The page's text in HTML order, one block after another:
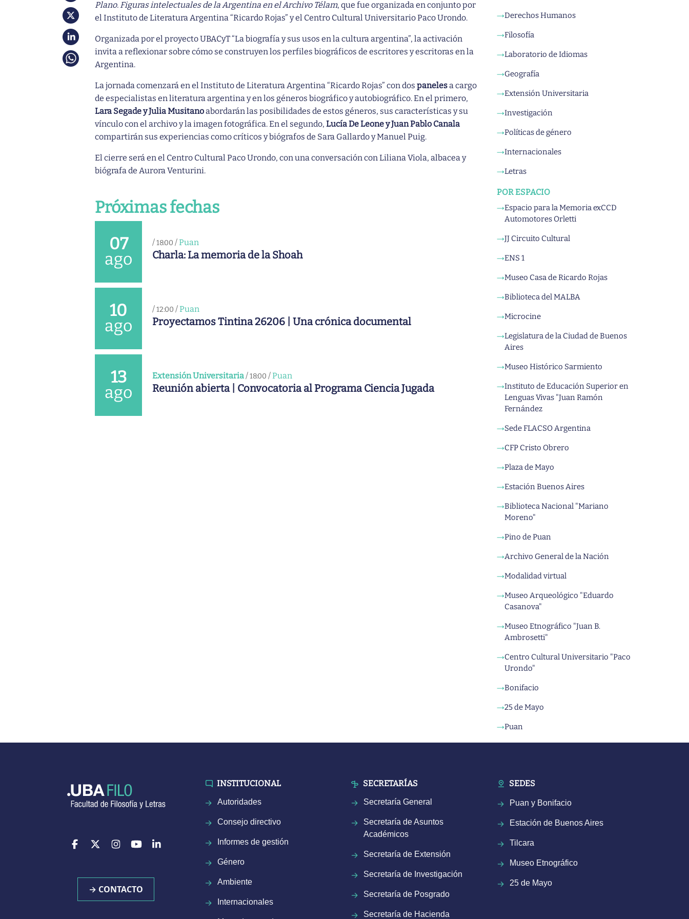
Plano. Figuras intelectuales de la Argentina en el Archivo Télam, que fue organizada en conjunto por
el Instituto de Literatura Argentina “Ricardo Rojas” y el Centro Cultural Universitario Paco Urondo.
Organizada por el proyecto UBACyT “La biografía y sus usos en la cultura argentina”, la activación
invita a reflexionar sobre cómo se construyen los perfiles biográficos de escritores y escritoras en la
Argentina.
La jornada comenzará en el Instituto de Literatura Argentina “Ricardo Rojas” con dospanelesa cargo
de especialistas en literatura argentina y en los géneros biográfico y autobiográfico. En el primero,
Lara Segade y Julia Musitanoabordarán las posibilidades de estos géneros, sus características y su
vínculo con el archivo y la imagen fotográfica. En el segundo,Lucía De Leone y Juan Pablo Canala
compartirán sus experiencias como críticos y biógrafos de Sara Gallardo y Manuel Puig.
El cierre será en el Centro Cultural Paco Urondo, con una conversación con Liliana Viola, albacea y
biógrafa de Aurora Venturini.
Próximas fechas
07
ago
/18:00 /Puan
Charla: La memoria de la Shoah
10
ago
/12:00 /Puan
Proyectamos Tintina 26206 | Una crónica documental
13
ago
Extensión Universitaria/18:00 /Puan
Reunión abierta | Convocatoria al Programa Ciencia Jugada
→Derechos Humanos
→Filosofía
→Laboratorio de Idiomas
→Geografía
→Extensión Universitaria
→Investigación
→Políticas de género
→Internacionales
→Letras
POR ESPACIO
→Espacio para la Memoria exCCD
Automotores Orletti
→JJ Circuito Cultural
→ENS 1
→Museo Casa de Ricardo Rojas
→Biblioteca del MALBA
→Microcine
→Legislatura de la Ciudad de Buenos
Aires
→Museo Histórico Sarmiento
→Instituto de Educación Superior en
Lenguas Vivas "Juan Ramón
Fernández
→Sede FLACSO Argentina
→CFP Cristo Obrero
→Plaza de Mayo
→Estación Buenos Aires
→Biblioteca Nacional "Mariano
Moreno"
→Pino de Puan
→Archivo General de la Nación
→Modalidad virtual
→Museo Arqueológico "Eduardo
Casanova"
→Museo Etnográfico "Juan B.
Ambrosetti"
→Centro Cultural Universitario "Paco
Urondo"
→Bonifacio
→25 de Mayo
→Puan
→ CONTACTO
INSTITUCIONAL
Autoridades
Consejo directivo
Informes de gestión
Género
Ambiente
Internacionales
SECRETARÍAS
Secretaría General
Secretaría de Asuntos
Académicos
Secretaría de Extensión
Secretaría de Investigación
Secretaría de Posgrado
Secretaría de Hacienda
SEDES
Puan y Bonifacio
Estación de Buenos Aires
Tilcara
Museo Etnográfico
25 de Mayo